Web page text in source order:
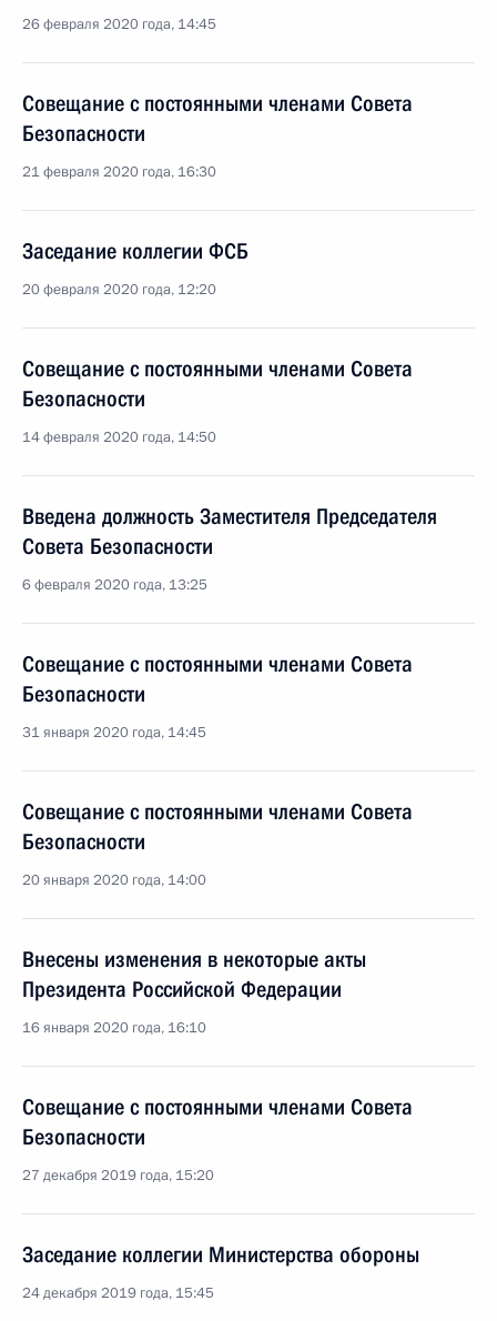
26 февраля 2020 года, 14:45
Совещание с постоянными членами Совета
Безопасности
21 февраля 2020 года, 16:30
Заседание коллегии ФСБ
20 февраля 2020 года, 12:20
Совещание с постоянными членами Совета
Безопасности
14 февраля 2020 года, 14:50
Введена должность Заместителя Председателя
Совета Безопасности
6 февраля 2020 года, 13:25
Совещание с постоянными членами Совета
Безопасности
31 января 2020 года, 14:45
Совещание с постоянными членами Совета
Безопасности
20 января 2020 года, 14:00
Внесены изменения в некоторые акты
Президента Российской Федерации
16 января 2020 года, 16:10
Совещание с постоянными членами Совета
Безопасности
27 декабря 2019 года, 15:20
Заседание коллегии Министерства обороны
24 декабря 2019 года, 15:45